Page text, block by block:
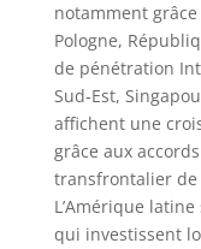
notamment
Pologne,
de pénétration
Sud‑Est,
affichent une
grâce aux
transfrontalier de
L’Amérique
qui investissent